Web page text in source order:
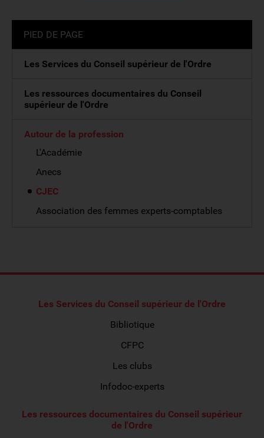
PIED DE PAGE
Les Services du Conseil supérieur de l'Ordre
Les ressources documentaires du Conseil
supérieur de l'Ordre
Autour de la profession
L'Académie
Anecs
CJEC
Association des femmes experts-comptables
Les Services du Conseil supérieur de l'Ordre
Bibliotique
CFPC
Les clubs
Infodoc-experts
Les ressources documentaires du Conseil supérieur
de l'Ordre